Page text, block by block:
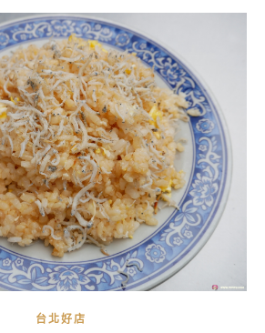
台北好店